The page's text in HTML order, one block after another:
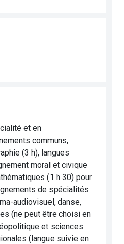
et en
communs,
(3 h), langues
moral et civique
(1 h 30) pour
de spécialités
audiovisuel, danse,
(ne peut être choisi en
et sciences
(langue suivie en